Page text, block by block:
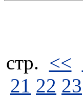
стp. <<
21 22 23